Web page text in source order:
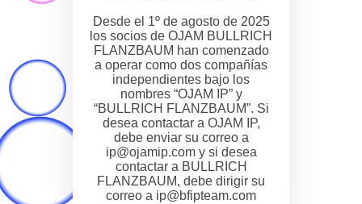
Desde el 1º de agosto de 2025
los socios de OJAM BULLRICH
FLANZBAUM han comenzado
a operar como dos compañías
independientes bajo los
nombres “OJAM IP” y
“BULLRICH FLANZBAUM”. Si
desea contactar a OJAM IP,
debe enviar su correo a
ip@ojamip.com y si desea
contactar a BULLRICH
FLANZBAUM, debe dirigir su
correo a ip@bfipteam.com